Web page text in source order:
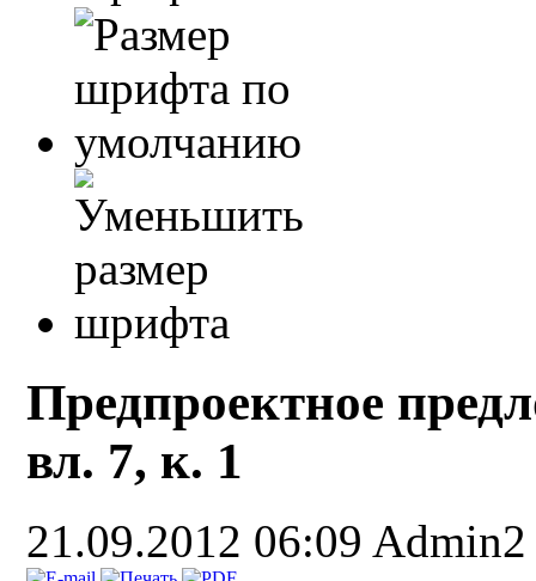
Предпроектное
вл. 7, к. 1
21.09.2012 06:09 Admin2